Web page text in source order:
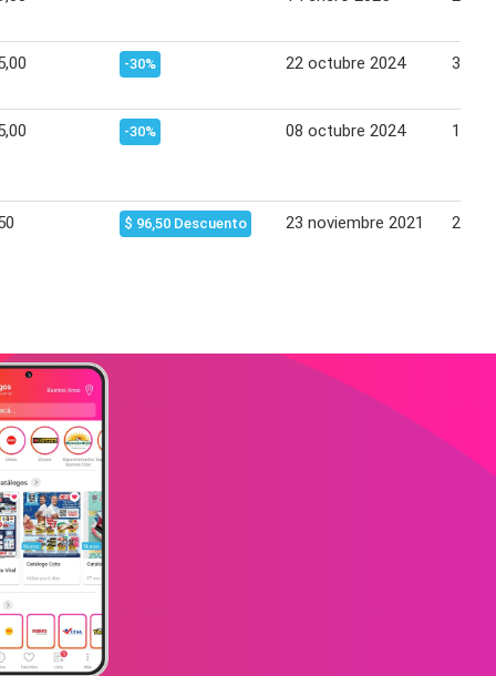
-30% 22 octubre 2024 30
-30% 08 octubre 2024 14
$ 96,50 Descuento 23 noviembre 2021 29